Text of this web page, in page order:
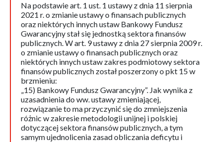
Na podstawie art. 1 ust. 1 ustawy z dnia 11 sierpnia
2021 r. o zmianie ustawy o finansach publicznych
oraz niektórych innych ustaw Bankowy Fundusz
Gwarancyjny stał się jednostką sektora finansów
publicznych. W art. 9 ustawy z dnia 27 sierpnia 2009 r.
o zmianie ustawy o finansach publicznych oraz
niektórych innych ustaw zakres podmiotowy sektora
finansów publicznych został poszerzony o pkt 15 w
brzmieniu:
„15) Bankowy Fundusz Gwarancyjny”. Jak wynika z
uzasadnienia do ww. ustawy zmieniającej,
rozwiązanie to ma przyczynić się do zmniejszenia
różnic w zakresie metodologii unijnej i polskiej
dotyczącej sektora finansów publicznych, a tym
samym ujednolicenia zasad obliczania deficytu i